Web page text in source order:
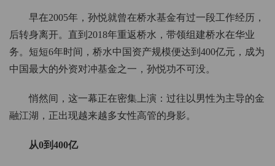
早在2005年，孙悦就曾在桥水基金有过一段工作经历，
后转身离开。直到2018年重返桥水，带领组建桥水在华业
务。短短6年时间，桥水中国资产规模便达到400亿元，成为
中国最大的外资对冲基金之一，孙悦功不可没。
悄然间，这一幕正在密集上演：过往以男性为主导的金
融江湖，正出现越来越多女性高管的身影。
从0到400亿